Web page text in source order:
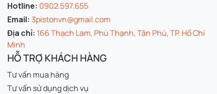
Hotline: 0902.597.655
Email: 3pistonvn@gmail.com
Địa chỉ: 166 Thạch Lam, Phú Thạnh, Tân Phú, TP. Hồ Chí
Minh
HỖ TRỢ KHÁCH HÀNG
Tư vấn mua hàng
Tư vấn sử dụng dịch vụ